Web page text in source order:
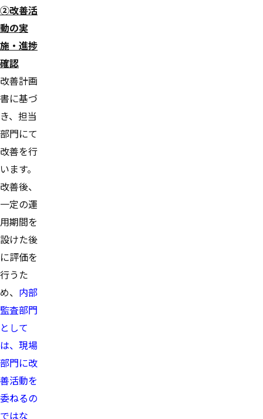
②改善活
動の実
施・進捗
確認
改善計画
書に基づ
き、担当
部門にて
改善を行
います。
改善後、
一定の運
用期間を
設けた後
に評価を
行うた
め、 内部
監査部門
として
は、現場
部門に改
善活動を
委ねるの
ではな